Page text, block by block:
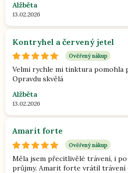
Alžběta
13.02.2026
Kontryhel a červený jetel
Ověřený nákup
Velmi rychle mi tinktura pomohla
Opravdu skvělá
Alžběta
13.02.2026
Amarit forte
Ověřený nákup
Měla jsem přecitlivělé trávení, i
průjmy. Amarit forte vrátil trávení